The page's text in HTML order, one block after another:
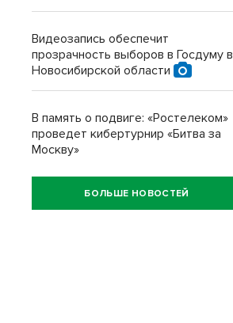
Видеозапись обеспечит
прозрачность выборов в Госдуму в
Новосибирской области
В память о подвиге: «Ростелеком»
проведет кибертурнир «Битва за
Москву»
БОЛЬШЕ НОВОСТЕЙ